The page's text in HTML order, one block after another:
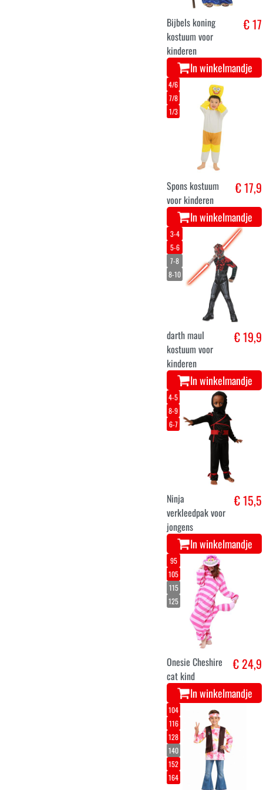
In winkelmandje
8-10
Clown
verkleedpak voor
kinderen
€ 12,9
In winkelmandje
Skelet jumpsuit
kostuum glow in
the dark kind
In winkelmandje
11-13
Bijbels koning
kostuum voor
kinderen
In winkelmandje
Spons kostuum
voor kinderen
In winkelmandje
darth maul
kostuum voor
kinderen
In winkelmandje
4-5